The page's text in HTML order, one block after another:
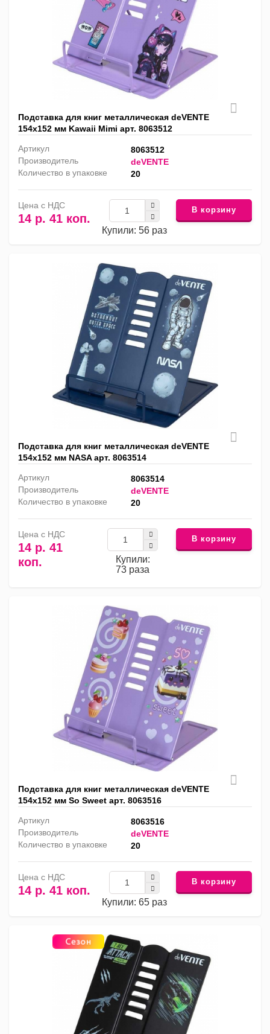
Подставка для книг металлическая deVENTE
154х152 мм Kawaii Mimi арт. 8063512
Артикул
8063512
Производитель
deVENTE
Количество в упаковке
20
Цена с НДС
14 р. 41 коп.
Купили: 56 раз
В корзину
Подставка для книг металлическая deVENTE
154х152 мм NASA арт. 8063514
Артикул
8063514
Производитель
deVENTE
Количество в упаковке
20
Цена с НДС
14 р. 41
коп.
Купили:
73 раза
В корзину
Подставка для книг металлическая deVENTE
154х152 мм So Sweet арт. 8063516
Артикул
8063516
Производитель
deVENTE
Количество в упаковке
20
Цена с НДС
14 р. 41 коп.
Купили: 65 раз
В корзину